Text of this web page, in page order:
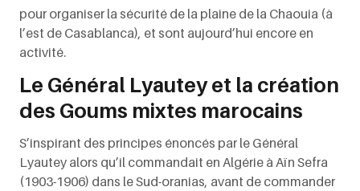
pour organiser la sécurité de la plaine de la Chaouia (à
l’est de Casablanca), et sont aujourd’hui encore en
activité.
Le Général Lyautey et la création
des Goums mixtes marocains
S’inspirant des principes énoncés par le Général
Lyautey alors qu’il commandait en Algérie à Aïn Sefra
(1903-1906) dans le Sud-oranias, avant de commander